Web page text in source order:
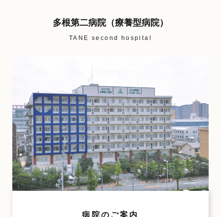
多根第二病院（療養型病院）
TANE second hospital
病院のご案内